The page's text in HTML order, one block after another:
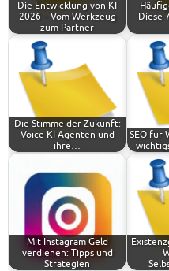
Die Entwicklung von KI
2026 – Vom Werkzeug
zum Partner
Diese
Die Stimme der Zukunft:
Voice KI Agenten und
ihre…
SEO für
Mit Instagram Geld
verdienen: Tipps und
Strategien